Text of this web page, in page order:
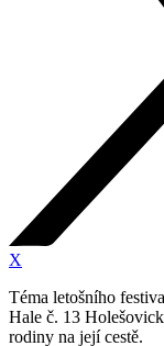
X
Téma letošního
Hale č. 13
rodiny na její cestě.